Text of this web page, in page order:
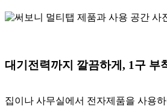
대기전력까지 깔끔하게, 1구 부
집이나 사무실에서 전자제품을 사용